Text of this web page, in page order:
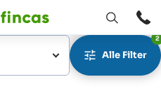
Fenster
Öffnen
Alle Filter
2